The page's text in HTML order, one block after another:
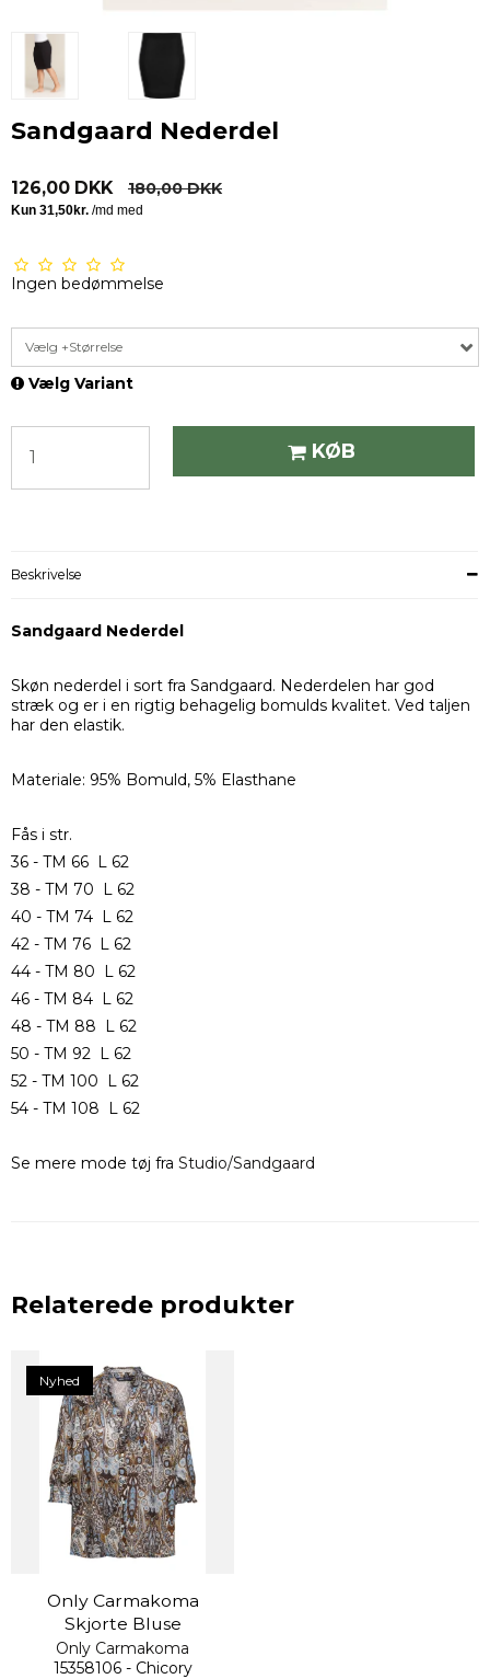
Sandgaard Nederdel
126,00 DKK 180,00 DKK
Ingen bedømmelse
Vælg +Størrelse
Vælg Variant
KØB
Beskrivelse
Sandgaard Nederdel
Skøn nederdel i sort fra Sandgaard. Nederdelen har god
stræk og er i en rigtig behagelig bomulds kvalitet. Ved taljen
har den elastik.
Materiale: 95% Bomuld, 5% Elasthane
Fås i str.
36 - TM 66 L 62
38 - TM 70 L 62
40 - TM 74 L 62
42 - TM 76 L 62
44 - TM 80 L 62
46 - TM 84 L 62
48 - TM 88 L 62
50 - TM 92 L 62
52 - TM 100 L 62
54 - TM 108 L 62
Se mere mode tøj fra Studio/Sandgaard
Relaterede produkter
Nyhed
Only Carmakoma
Skjorte Bluse
Only Carmakoma
15358106 - Chicory